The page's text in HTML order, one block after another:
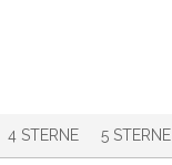
4 STERNE 5 STERNE